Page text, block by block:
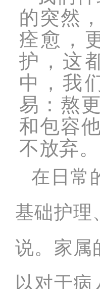
的突然
痊愈，
护，这
中，我
易：熬
和包容
不放弃。
在日常
基础护理
说。家属
以对于